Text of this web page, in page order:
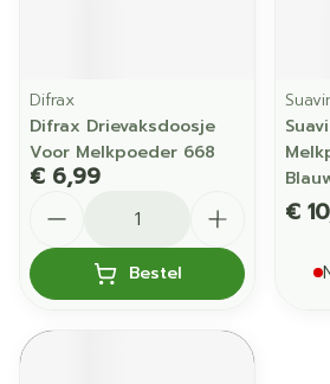
Difrax
Difrax Drievaksdoosje
Voor Melkpoeder 668
€ 6,99
Bestel
€